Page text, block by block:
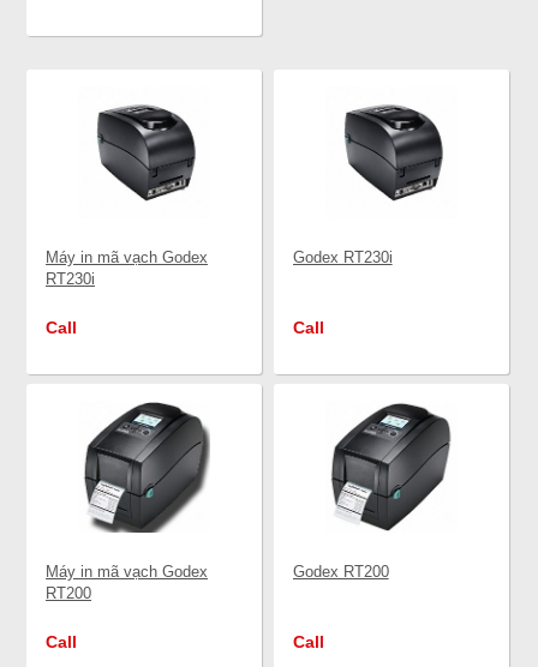
Máy in mã vạch Godex
RT230i
Call
Godex RT230i
Call
Máy in mã vạch Godex
RT200
Call
Godex RT200
Call